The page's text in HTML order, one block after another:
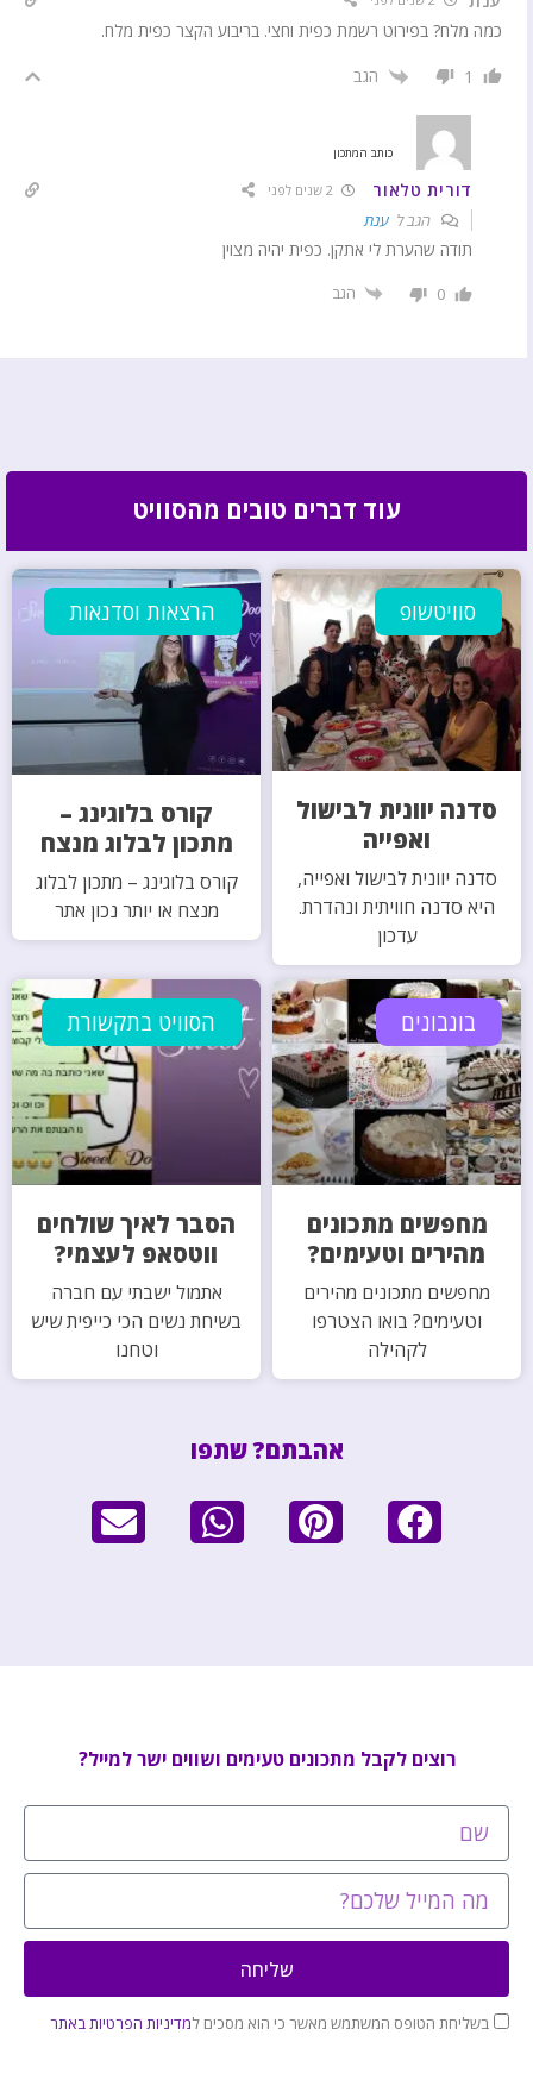
כמה מלח? בפירוט רשמת כפית וחצי. בריבוע הקצר כפית מלח.
1 הגב
כותב המתכון
דורית טלאור
הגב ל ענת
תודה שהערת לי אתקן. כפית יהיה מצוין
0 הגב
עוד דברים טובים מהסוויט
סוויטשופ
סדנה יוונית לבישול
ואפייה
סדנה יוונית לבישול ואפייה,
היא סדנה חוויתית ונהדרת.
עדכון
הרצאות וסדנאות
קורס בלוגינג –
מתכון לבלוג מנצח
קורס בלוגינג – מתכון לבלוג
מנצח או יותר נכון אתר
בונבונים
מחפשים מתכונים
מהירים וטעימים?
מחפשים מתכונים מהירים
וטעימים? בואו הצטרפו
לקהילה
הסוויט בתקשורת
הסבר לאיך שולחים
ווטסאפ לעצמי?
אתמול ישבתי עם חברה
בשיחת נשים הכי כייפית שיש
וטחנו
אהבתם? שתפו
רוצים לקבל מתכונים טעימים ושווים ישר למייל?
בשליחת הטופס המשתמש מאשר כי הוא מסכים למדיניות הפרטיות באתר
שליחה